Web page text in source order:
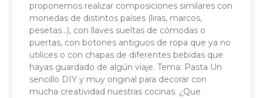
proponemos realizar composiciones similares con
monedas de distintos países (liras, marcos,
pesetas…), con llaves sueltas de cómodas o
puertas, con botones antiguos de ropa que ya no
utilices o con chapas de diferentes bebidas que
hayas guardado de algún viaje. Tema: Pasta Un
sencillo DIY y muy original para decorar con
mucha creatividad nuestras cocinas. ¿Que